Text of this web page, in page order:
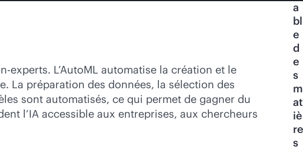
vide
et commander.
L’AutoML automatise la création et le
La préparation des données, la sélection des
sont automatisés, ce qui permet de gagner du
l’IA accessible aux entreprises, aux chercheurs
a
bl
e
d
e
s
m
at
iè
re
s